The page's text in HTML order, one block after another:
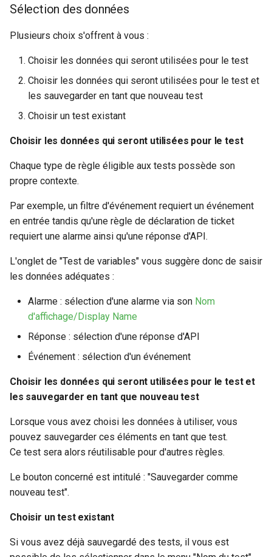
Sélection des données
Plusieurs choix s'offrent à vous :
Choisir les données qui seront utilisées pour le test
Choisir les données qui seront utilisées pour le test et
les sauvegarder en tant que nouveau test
Choisir un test existant
Choisir les données qui seront utilisées pour le test
Chaque type de règle éligible aux tests possède son
propre contexte.
Par exemple, un filtre d'événement requiert un événement
en entrée tandis qu'une règle de déclaration de ticket
requiert une alarme ainsi qu'une réponse d'API.
L'onglet de "Test de variables" vous suggère donc de saisir
les données adéquates :
Alarme : sélection d'une alarme via son Nom
d'affichage/Display Name
Réponse : sélection d'une réponse d'API
Événement : sélection d'un événement
Choisir les données qui seront utilisées pour le test et
les sauvegarder en tant que nouveau test
Lorsque vous avez choisi les données à utiliser, vous
pouvez sauvegarder ces éléments en tant que test.
Ce test sera alors réutilisable pour d'autres règles.
Le bouton concerné est intitulé : "Sauvegarder comme
nouveau test".
Choisir un test existant
Si vous avez déjà sauvegardé des tests, il vous est